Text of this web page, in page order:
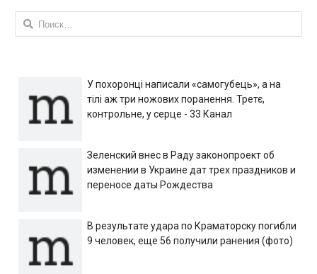
Найти:
У похоронці написали «самогубець», а на
тілі аж три ножових поранення. Третє,
контрольне, у серце - 33 Канал
Зеленский внес в Раду законопроект об
изменении в Украине дат трех праздников и
переносе даты Рождества
В результате удара по Краматорску погибли
9 человек, еще 56 получили ранения (фото)